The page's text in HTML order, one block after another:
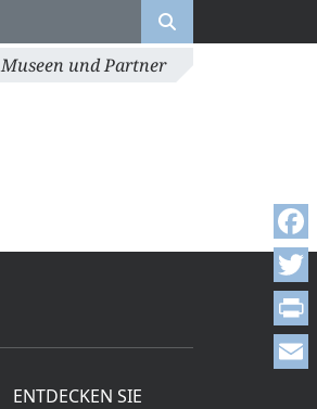
Museen und Partner
ENTDECKEN SIE
Print